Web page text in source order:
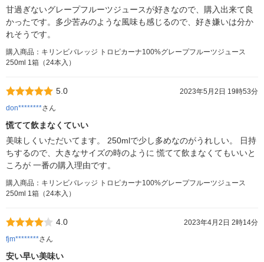
甘過ぎないグレープフルーツジュースが好きなので、購入出来て良
かったです。多少苦みのような風味も感じるので、好き嫌いは分か
れそうです。
購入商品：キリンビバレッジ トロピカーナ100%グレープフルーツジュース
250ml 1箱（24本入）
5.0
2023年5月2日 19時53分
don********さん
慌てて飲まなくていい
美味しくいただいてます。 250mlで少し多めなのがうれしい。 日持
ちするので、大きなサイズの時のように 慌てて飲まなくてもいいと
ころが 一番の購入理由です。
購入商品：キリンビバレッジ トロピカーナ100%グレープフルーツジュース
250ml 1箱（24本入）
4.0
2023年4月2日 2時14分
fjm********さん
安い早い美味い